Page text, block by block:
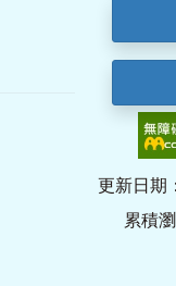
更新日期
累積